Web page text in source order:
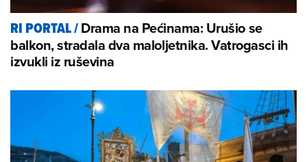
RI PORTAL/Drama na Pećinama: Urušio se
balkon, stradala dva maloljetnika. Vatrogasci ih
izvukli iz ruševina